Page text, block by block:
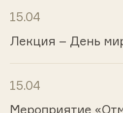
15.04
Лекция – День
15.04
Мероприятие